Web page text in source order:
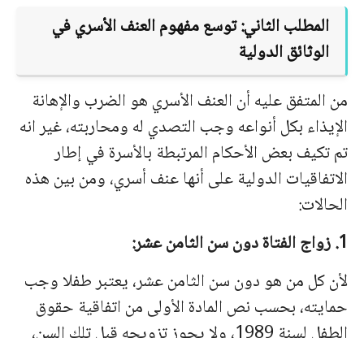
المطلب الثاني: توسع مفهوم العنف الأسري في
الوثائق الدولية
من المتفق عليه أن العنف الأسري هو الضرب والإهانة
الإيذاء بكل أنواعه وجب التصدي له ومحاربته، غير انه
تم تكيف بعض الأحكام المرتبطة بالأسرة في إطار
الاتفاقيات الدولية على أنها عنف أسري، ومن بين هذه
الحالات:
1. زواج الفتاة دون سن الثامن عشر:
لأن كل من هو دون سن الثامن عشر، يعتبر طفلا وجب
حمايته، بحسب نص المادة الأولى من اتفاقية حقوق